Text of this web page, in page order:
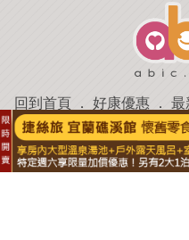
回到首頁 ． 好康優惠 ． 最
部落格微件．商家合作．
羿磊資訊 服